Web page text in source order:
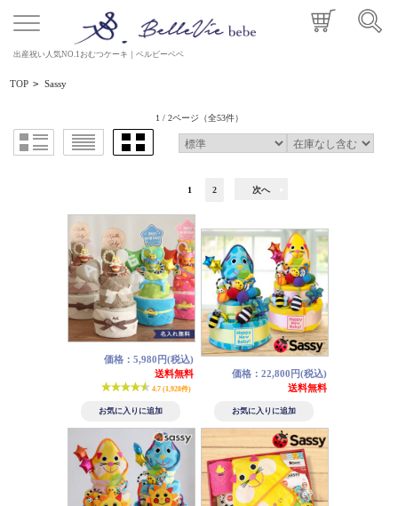
出産祝い人気NO.1おむつケーキ｜ベルビーベベ
TOP > Sassy
1 / 2ページ （全53件）
1 2 次へ
価格：5,980円(税込)
送料無料
4.7 (1,928件)
価格：22,800円(税込)
送料無料